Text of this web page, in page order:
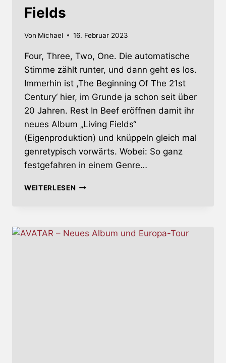
Fields
Von Michael 16. Februar 2023
Four, Three, Two, One. Die automatische
Stimme zählt runter, und dann geht es los.
Immerhin ist ,The Beginning Of The 21st
Century‘ hier, im Grunde ja schon seit über
20 Jahren. Rest In Beef eröffnen damit ihr
neues Album „Living Fields“
(Eigenproduktion) und knüppeln gleich mal
genretypisch vorwärts. Wobei: So ganz
festgefahren in einem Genre…
WEITERLESENREST
FIELDS